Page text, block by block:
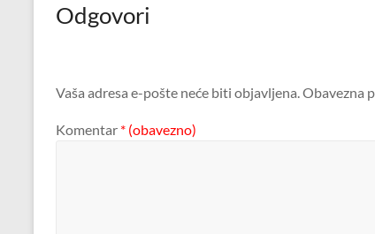
Odgovori
Vaša adresa e-pošte neće biti objavljena.Obavezna
Komentar * (obavezno)